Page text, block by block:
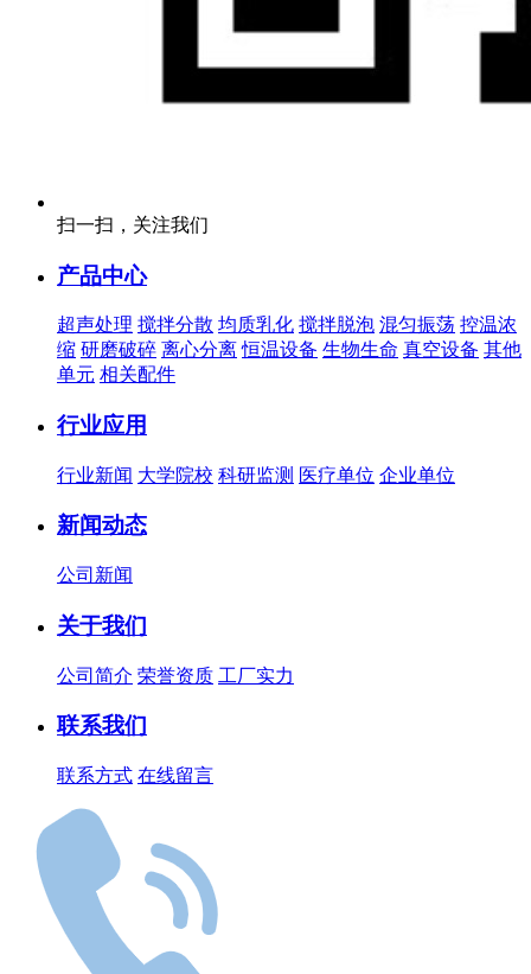
扫一扫，关注我们
产品中心
超声处理 搅拌分散 均质乳化 搅拌脱泡 混匀振荡 控温浓
缩 研磨破碎 离心分离 恒温设备 生物生命 真空设备 其他
单元 相关配件
行业应用
行业新闻 大学院校 科研监测 医疗单位 企业单位
新闻动态
公司新闻
关于我们
公司简介 荣誉资质 工厂实力
联系我们
联系方式 在线留言